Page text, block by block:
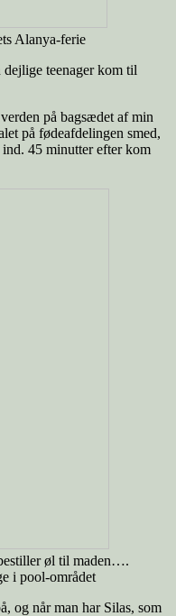
Alanya-ferie
teenager kom til
på bagsædet af min
på fødeafdelingen smed,
45 minutter efter kom
øl til maden….
i pool-området
og når man har Silas, som